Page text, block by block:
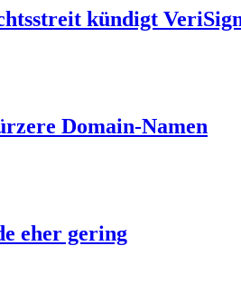
kündigt
Domain-Namen
eher gering